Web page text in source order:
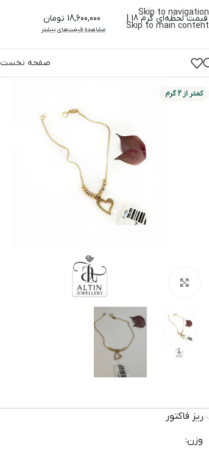
Skip to navigation
Skip to main content
قیمت لحظه‌ای گرم 18 | 18,600,000 تومان
مشاهده قیمت‌های بیشتر
صفحه نخست
کمتر از 2 گرم
ریز فاکتور
وزن: